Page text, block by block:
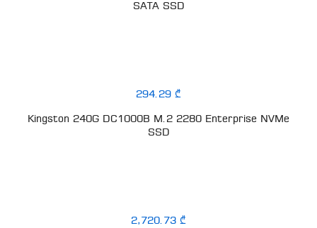
SATA SSD
294.29 ₾
Kingston 240G DC1000B M.2 2280 Enterprise NVMe
SSD
2,720.73 ₾